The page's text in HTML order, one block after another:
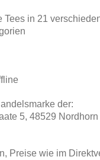
Tees in 21
der:
5, 48529 Nordhorn
Preise wie im